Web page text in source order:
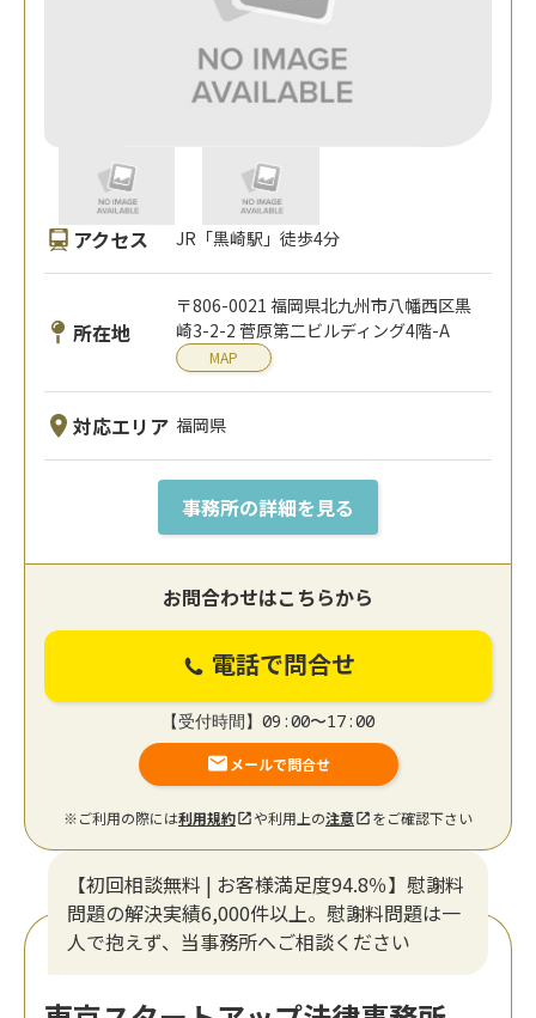
アクセス JR「黒崎駅」徒歩4分
所在地
〒806-0021 福岡県北九州市八幡西区黒
崎3-2-2 菅原第二ビルディング4階-A
MAP
対応エリア 福岡県
事務所の詳細を見る
お問合わせはこちらから
電話で問合せ
【受付時間】09:00〜17:00
メールで問合せ
※ご利用の際には利用規約 や利用上の注意 をご確認下さい
【初回相談無料 | お客様満足度94.8％】慰謝料
問題の解決実績6,000件以上。慰謝料問題は一
人で抱えず、当事務所へご相談ください